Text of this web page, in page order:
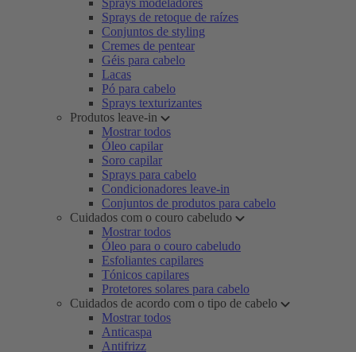
Sprays modeladores
Sprays de retoque de raízes
Conjuntos de styling
Cremes de pentear
Géis para cabelo
Lacas
Pó para cabelo
Sprays texturizantes
Produtos leave-in
Mostrar todos
Óleo capilar
Soro capilar
Sprays para cabelo
Condicionadores leave-in
Conjuntos de produtos para cabelo
Cuidados com o couro cabeludo
Mostrar todos
Óleo para o couro cabeludo
Esfoliantes capilares
Tónicos capilares
Protetores solares para cabelo
Cuidados de acordo com o tipo de cabelo
Mostrar todos
Anticaspa
Antifrizz